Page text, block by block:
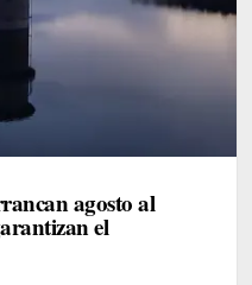
agosto al
el